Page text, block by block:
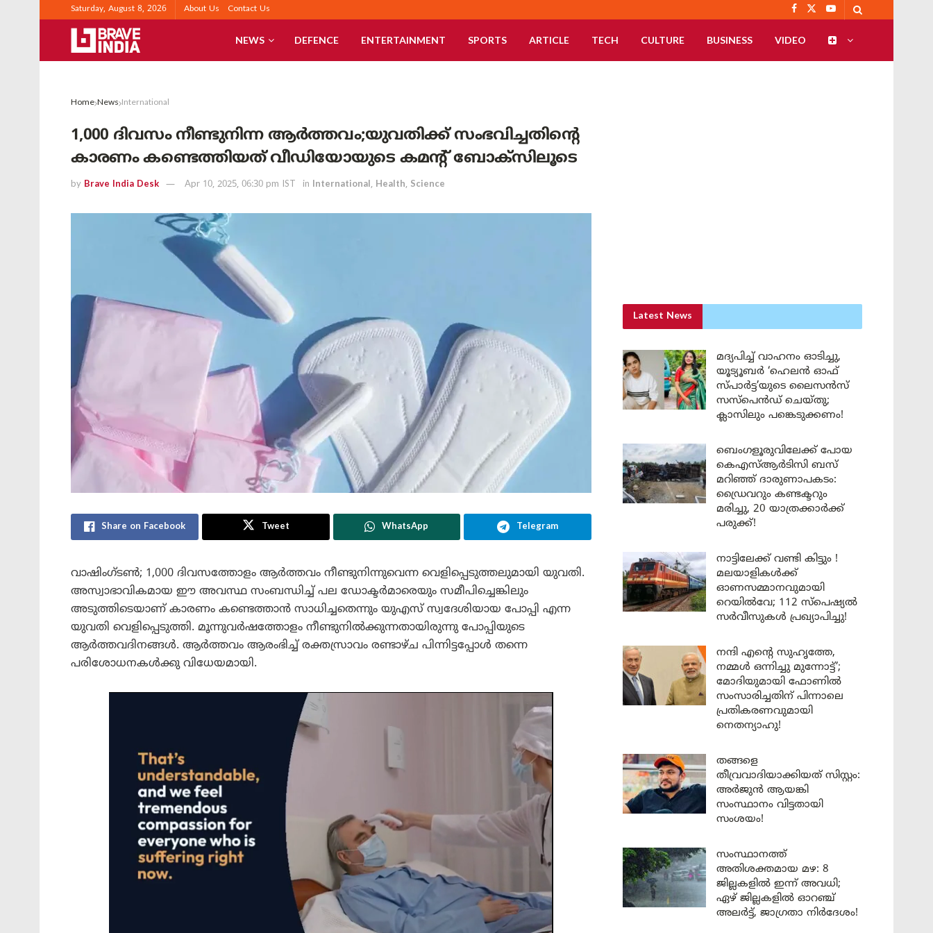
Saturday, August 8, 2026 About Us Contact Us
NEWS DEFENCE ENTERTAINMENT SPORTS ARTICLE TECH CULTURE BUSINESS VIDEO
Home News International
1,000 ദിവസം നീണ്ടുനിന്ന ആർത്തവം;യുവതിക്ക് സംഭവിച്ചതിന്റെ
കാരണം കണ്ടെത്തിയത് വീഡിയോയുടെ കമന്റ് ബോക്‌സിലൂടെ
by Brave India Desk Apr 10, 2025, 06:30 pm IST in International, Health, Science
Share on Facebook Tweet WhatsApp Telegram
വാഷിംഗ്ടൺ; 1,000 ദിവസത്തോളം ആർത്തവം നീണ്ടുനിന്നുവെന്ന വെളിപ്പെടുത്തലുമായി യുവതി.
അസ്വാഭാവികമായ ഈ അവസ്ഥ സംബന്ധിച്ച് പല ഡോക്ടർമാരെയും സമീപിച്ചെങ്കിലും
അടുത്തിടെയാണ് കാരണം കണ്ടെത്താൻ സാധിച്ചതെന്നും യുഎസ് സ്വദേശിയായ പോപ്പി എന്ന
യുവതി വെളിപ്പെടുത്തി. മൂന്നുവർഷത്തോളം നീണ്ടുനിൽക്കുന്നതായിരുന്നു പോപ്പിയുടെ
ആർത്തവദിനങ്ങൾ. ആർത്തവം ആരംഭിച്ച് രക്തസ്രാവം രണ്ടാഴ്ച പിന്നിട്ടപ്പോൾ തന്നെ
പരിശോധനകൾക്കു വിധേയമായി.
Latest News
മദ്യപിച്ച് വാഹനം ഓടിച്ചു,
യൂട്യൂബർ ‘ഹെലൻ ഓഫ്
സ്പാർട്ട’യുടെ ലൈസൻസ്
സസ്പെൻഡ് ചെയ്തു;
ക്ലാസിലും പങ്കെടുക്കണം!
ബെംഗളൂരുവിലേക്ക് പോയ
കെഎസ്ആർടിസി ബസ്
മറിഞ്ഞ് ദാരുണാപകടം:
ഡ്രൈവറും കണ്ടക്ടറും
മരിച്ചു, 20 യാത്രക്കാർക്ക്
പരുക്ക്!
നാട്ടിലേക്ക് വണ്ടി കിട്ടും !
മലയാളികൾക്ക്
ഓണസമ്മാനവുമായി
റെയിൽവേ; 112 സ്പെഷ്യൽ
സർവീസുകൾ പ്രഖ്യാപിച്ചു!
നന്ദി എൻ്റെ സുഹൃത്തേ,
നമ്മൾ ഒന്നിച്ചു മുന്നോട്ട്’;
മോദിയുമായി ഫോണിൽ
സംസാരിച്ചതിന് പിന്നാലെ
പ്രതികരണവുമായി
നെതന്യാഹു!
തങ്ങളെ
തീവ്രവാദിയാക്കിയത് സിസ്റ്റം:
അർജുൻ ആയങ്കി
സംസ്ഥാനം വിട്ടതായി
സംശയം!
സംസ്ഥാനത്ത്
അതിശക്തമായ മഴ: 8
ജില്ലകളിൽ ഇന്ന് അവധി;
ഏഴ് ജില്ലകളിൽ ഓറഞ്ച്
അലർട്ട്, ജാഗ്രതാ നിർദേശം!